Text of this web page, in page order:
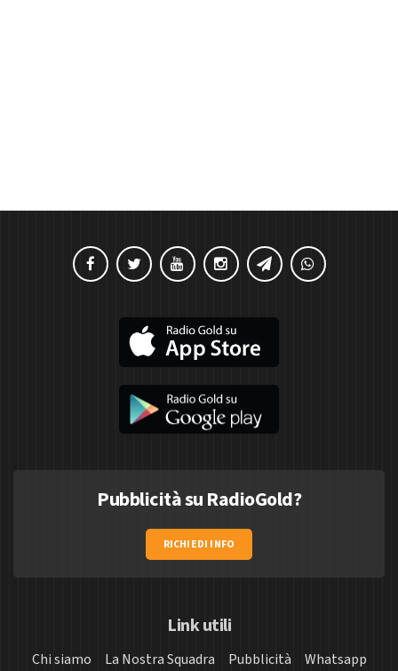
Pubblicità su RadioGold?
RICHIEDI INFO
Link utili
Chi siamo La Nostra Squadra Pubblicità
Whatsapp